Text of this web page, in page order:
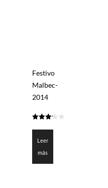
Festivo
Malbec-
2014
de 5
Leer
más